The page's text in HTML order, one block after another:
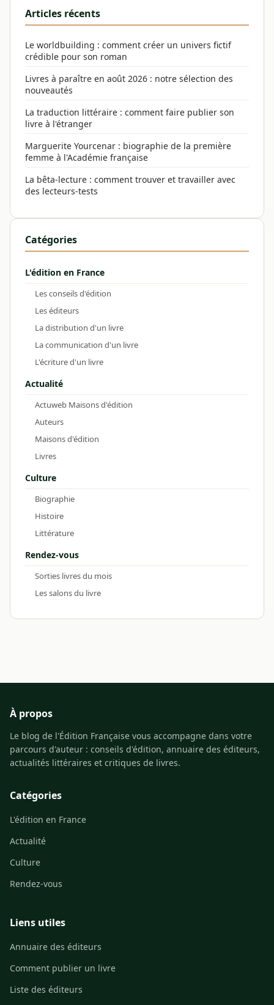
Articles récents
Le worldbuilding : comment créer un univers fictif
crédible pour son roman
Livres à paraître en août 2026 : notre sélection des
nouveautés
La traduction littéraire : comment faire publier son
livre à l'étranger
Marguerite Yourcenar : biographie de la première
femme à l'Académie française
La bêta-lecture : comment trouver et travailler avec
des lecteurs-tests
Catégories
L'édition en France
Les conseils d'édition
Les éditeurs
La distribution d'un livre
La communication d'un livre
L'écriture d'un livre
Actualité
Actuweb Maisons d'édition
Auteurs
Maisons d'édition
Livres
Culture
Biographie
Histoire
Littérature
Rendez-vous
Sorties livres du mois
Les salons du livre
À propos
Le blog de l'Édition Française vous accompagne dans votre
parcours d'auteur : conseils d'édition, annuaire des éditeurs,
actualités littéraires et critiques de livres.
Catégories
L'édition en France
Actualité
Culture
Rendez-vous
Liens utiles
Annuaire des éditeurs
Comment publier un livre
Liste des éditeurs